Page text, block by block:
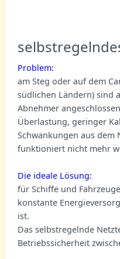
Problem:
am Steg oder auf dem
südlichen Ländern) sind
Abnehmer
Überlastung, geringer
Schwankungen aus dem
funktioniert nicht mehr
Die ideale Lösung:
für Schiffe und
konstante
ist.
Das selbstregelnde
Betriebssicherheit